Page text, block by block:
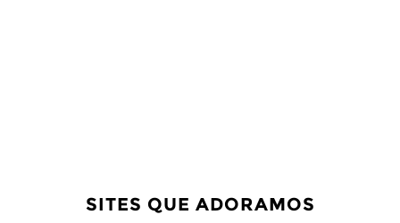
SITES QUE ADORAMOS